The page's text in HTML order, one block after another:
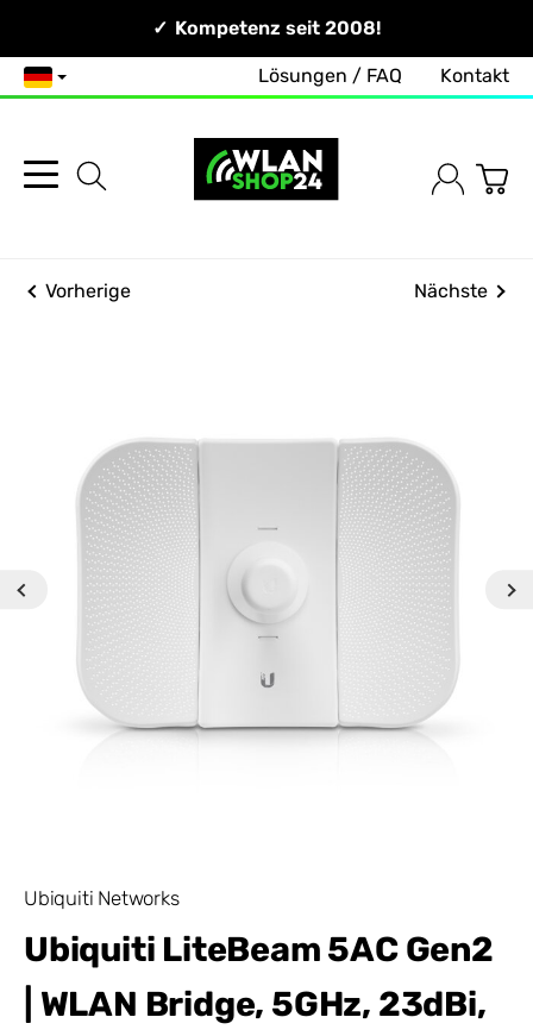
Persönlich & Erreichbar!Kompetenz seit 2008!
Deutsch Lösungen / FAQ Kontakt
Vorherige Nächste
Ubiquiti Networks
Ubiquiti LiteBeam 5AC Gen2
| WLAN Bridge, 5GHz, 23dBi,